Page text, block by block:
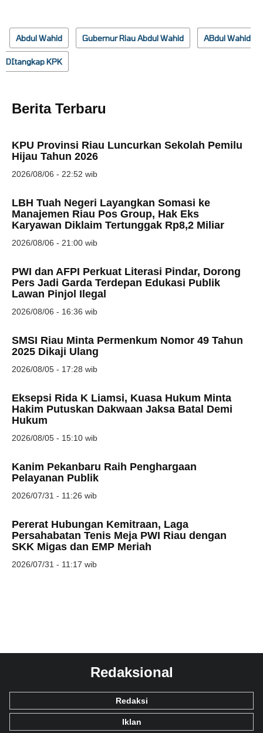
Abdul Wahid Gubernur Riau Abdul Wahid ABdul Wahid
DItangkap KPK
Berita Terbaru
KPU Provinsi Riau Luncurkan Sekolah Pemilu
Hijau Tahun 2026
2026/08/06 - 22:52 wib
LBH Tuah Negeri Layangkan Somasi ke
Manajemen Riau Pos Group, Hak Eks
Karyawan Diklaim Tertunggak Rp8,2 Miliar
2026/08/06 - 21:00 wib
PWI dan AFPI Perkuat Literasi Pindar, Dorong
Pers Jadi Garda Terdepan Edukasi Publik
Lawan Pinjol Ilegal
2026/08/06 - 16:36 wib
SMSI Riau Minta Permenkum Nomor 49 Tahun
2025 Dikaji Ulang
2026/08/05 - 17:28 wib
Eksepsi Rida K Liamsi, Kuasa Hukum Minta
Hakim Putuskan Dakwaan Jaksa Batal Demi
Hukum
2026/08/05 - 15:10 wib
Kanim Pekanbaru Raih Penghargaan
Pelayanan Publik
2026/07/31 - 11:26 wib
Pererat Hubungan Kemitraan, Laga
Persahabatan Tenis Meja PWI Riau dengan
SKK Migas dan EMP Meriah
2026/07/31 - 11:17 wib
Redaksional
Redaksi
Iklan